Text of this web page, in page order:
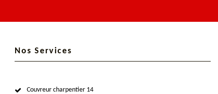
Nos Services
Couvreur charpentier 14